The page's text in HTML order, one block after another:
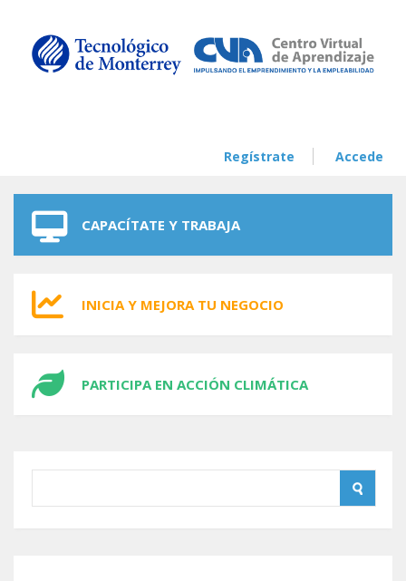
Regístrate Accede
CAPACÍTATE Y TRABAJA
INICIA Y MEJORA TU NEGOCIO
PARTICIPA EN ACCIÓN CLIMÁTICA